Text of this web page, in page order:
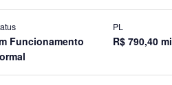
Funcionamento
PL
R$ 790,40 mi